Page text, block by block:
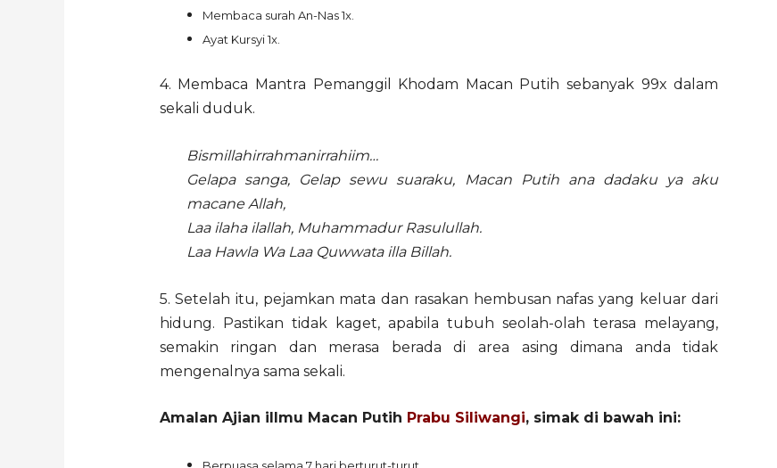
Membaca surah An-Nas 1x.
Ayat Kursyi 1x.
4. Membaca Mantra Pemanggil Khodam Macan Putih sebanyak 99x dalam
sekali duduk.
Bismillahirrahmanirrahiim…
Gelapa sanga, Gelap sewu suaraku, Macan Putih ana dadaku ya aku
macane Allah,
Laa ilaha ilallah, Muhammadur Rasulullah.
Laa Hawla Wa Laa Quwwata illa Billah.
5. Setelah itu, pejamkan mata dan rasakan hembusan nafas yang keluar dari
hidung. Pastikan tidak kaget, apabila tubuh seolah-olah terasa melayang,
semakin ringan dan merasa berada di area asing dimana anda tidak
mengenalnya sama sekali.
Amalan Ajian iIlmu Macan Putih Prabu Siliwangi, simak di bawah ini: